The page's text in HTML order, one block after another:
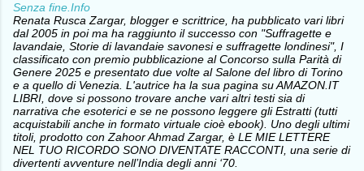
Senza fine.Info
Renata Rusca Zargar, blogger e scrittrice, ha pubblicato vari libri
dal 2005 in poi ma ha raggiunto il successo con "Suffragette e
lavandaie, Storie di lavandaie savonesi e suffragette londinesi", I
classificato con premio pubblicazione al Concorso sulla Parità di
Genere 2025 e presentato due volte al Salone del libro di Torino
e a quello di Venezia. L'autrice ha la sua pagina su AMAZON.IT
LIBRI, dove si possono trovare anche vari altri testi sia di
narrativa che esoterici e se ne possono leggere gli Estratti (tutti
acquistabili anche in formato virtuale cioè ebook). Uno degli ultimi
titoli, prodotto con Zahoor Ahmad Zargar, è LE MIE LETTERE
NEL TUO RICORDO SONO DIVENTATE RACCONTI, una serie di
divertenti avventure nell’India degli anni ‘70.